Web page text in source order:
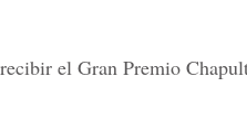
el Gran Premio